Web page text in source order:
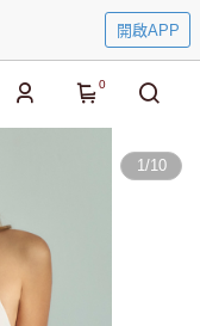
開啟APP
0
1/10